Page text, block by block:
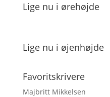
Lige nu i ørehøjde
Lige nu i øjenhøjde
Favoritskrivere
Majbritt Mikkelsen